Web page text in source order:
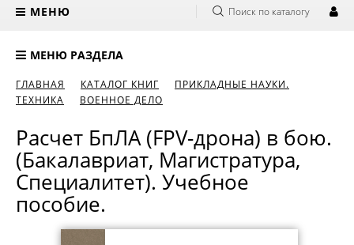
МЕНЮ Поиск по каталогу
МЕНЮ РАЗДЕЛА
ГЛАВНАЯ КАТАЛОГ КНИГ
ПРИКЛАДНЫЕ НАУКИ.
ТЕХНИКА
ВОЕННОЕ ДЕЛО
Расчет БпЛА (FPV-дрона) в бою.
(Бакалавриат, Магистратура,
Специалитет). Учебное
пособие.